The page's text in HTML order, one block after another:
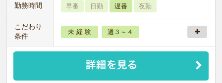
勤務時間 早番 日勤 遅番 夜勤
こだわり
条件
未 経 験 週３～４